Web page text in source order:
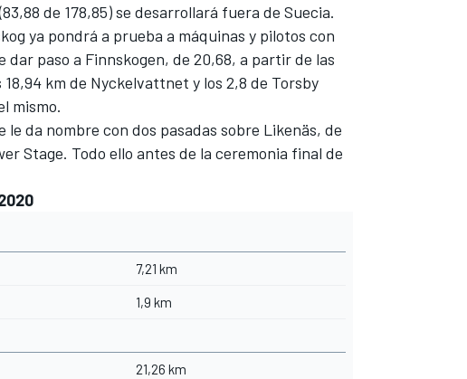
de 178,85) se desarrollará fuera de Suecia.
ya pondrá a prueba a máquinas y pilotos con
dar paso a Finnskogen, de 20,68, a partir de las
km de Nyckelvattnet y los 2,8 de Torsby
mismo.
le da nombre con dos pasadas sobre Likenäs, de
Stage. Todo ello antes de la ceremonia final de
7,21 km
1,9 km
21,26 km